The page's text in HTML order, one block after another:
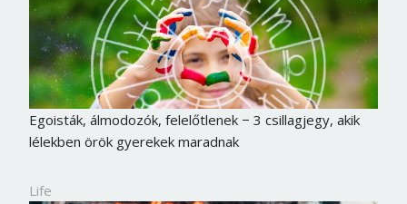
Egoisták, álmodozók, felelőtlenek − 3 csillagjegy, akik
lélekben örök gyerekek maradnak
Life